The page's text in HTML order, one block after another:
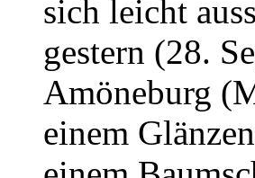
sich leicht
gestern (28.
Amöneburg
einem